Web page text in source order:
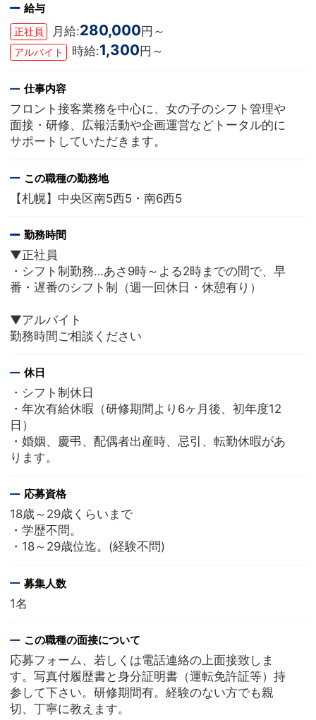
給与
正社員 月給:280,000円～
アルバイト 時給:1,300 円～
仕事内容
フロント接客業務を中心に、女の子のシフト管理や
面接・研修、広報活動や企画運営などトータル的に
サポートしていただきます。
この職種の勤務地
【札幌】中央区南5西5・南6西5
勤務時間
▼正社員
・シフト制勤務…あさ9時～よる2時までの間で、早
番・遅番のシフト制（週一回休日・休憩有り）
▼アルバイト
勤務時間ご相談ください
休日
・シフト制休日
・年次有給休暇（研修期間より6ヶ月後、初年度12
日）
・婚姻、慶弔、配偶者出産時、忌引、転勤休暇があ
ります。
応募資格
18歳～29歳くらいまで
・学歴不問。
・18～29歳位迄。(経験不問)
募集人数
1名
この職種の面接について
応募フォーム、若しくは電話連絡の上面接致しま
す。写真付履歴書と身分証明書（運転免許証等）持
参して下さい。研修期間有。経験のない方でも親
切、丁寧に教えます。